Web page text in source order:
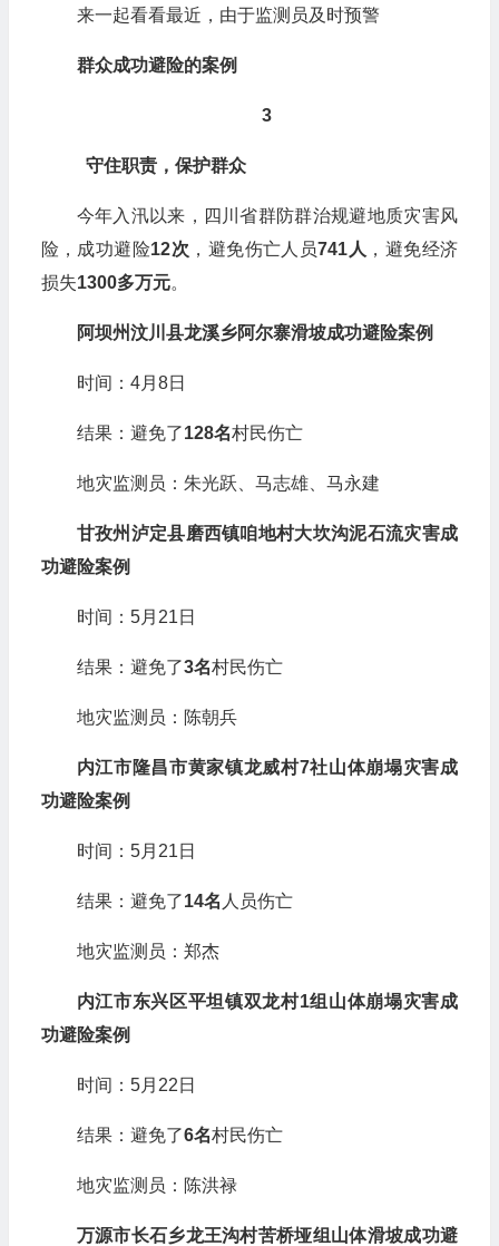
来一起看看最近，由于监测员及时预警
群众成功避险的案例
3
守住职责，保护群众
今年入汛以来，四川省群防群治规避地质灾害风
险，成功避险12次 ，避免伤亡人员741人 ，避免经济
损失1300多万元。
阿坝州汶川县龙溪乡阿尔寨滑坡成功避险案例
时间：4月8日
结果：避免了128名村民伤亡
地灾监测员：朱光跃、马志雄、马永建
甘孜州泸定县磨西镇咱地村大坎沟泥石流灾害成
功避险案例
时间：5月21日
结果：避免了3名村民伤亡
地灾监测员：陈朝兵
内江市隆昌市黄家镇龙威村7社山体崩塌灾害成
功避险案例
时间：5月21日
结果：避免了14名 人员伤亡
地灾监测员：郑杰
内江市东兴区平坦镇双龙村1组山体崩塌灾害成
功避险案例
时间：5月22日
结果：避免了6名村民伤亡
地灾监测员：陈洪禄
万源市长石乡龙王沟村苦桥垭组山体滑坡成功避